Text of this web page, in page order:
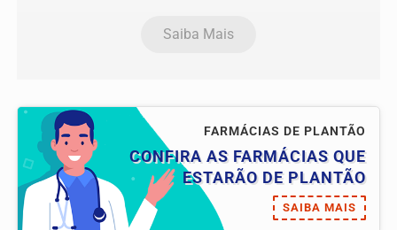
Saiba Mais
FARMÁCIAS DE PLANTÃO
CONFIRA AS FARMÁCIAS QUE
ESTARÃO DE PLANTÃO
SAIBA MAIS